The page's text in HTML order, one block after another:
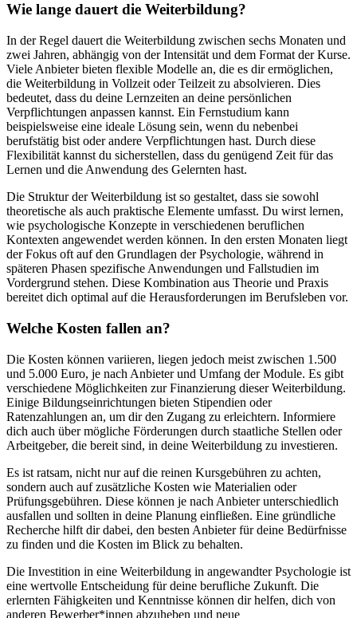
Wie lange dauert die Weiterbildung?
In der Regel dauert die Weiterbildung zwischen sechs Monaten und
zwei Jahren, abhängig von der Intensität und dem Format der Kurse.
Viele Anbieter bieten flexible Modelle an, die es dir ermöglichen,
die Weiterbildung in Vollzeit oder Teilzeit zu absolvieren. Dies
bedeutet, dass du deine Lernzeiten an deine persönlichen
Verpflichtungen anpassen kannst. Ein Fernstudium kann
beispielsweise eine ideale Lösung sein, wenn du nebenbei
berufstätig bist oder andere Verpflichtungen hast. Durch diese
Flexibilität kannst du sicherstellen, dass du genügend Zeit für das
Lernen und die Anwendung des Gelernten hast.
Die Struktur der Weiterbildung ist so gestaltet, dass sie sowohl
theoretische als auch praktische Elemente umfasst. Du wirst lernen,
wie psychologische Konzepte in verschiedenen beruflichen
Kontexten angewendet werden können. In den ersten Monaten liegt
der Fokus oft auf den Grundlagen der Psychologie, während in
späteren Phasen spezifische Anwendungen und Fallstudien im
Vordergrund stehen. Diese Kombination aus Theorie und Praxis
bereitet dich optimal auf die Herausforderungen im Berufsleben vor.
Welche Kosten fallen an?
Die Kosten können variieren, liegen jedoch meist zwischen 1.500
und 5.000 Euro, je nach Anbieter und Umfang der Module. Es gibt
verschiedene Möglichkeiten zur Finanzierung dieser Weiterbildung.
Einige Bildungseinrichtungen bieten Stipendien oder
Ratenzahlungen an, um dir den Zugang zu erleichtern. Informiere
dich auch über mögliche Förderungen durch staatliche Stellen oder
Arbeitgeber, die bereit sind, in deine Weiterbildung zu investieren.
Es ist ratsam, nicht nur auf die reinen Kursgebühren zu achten,
sondern auch auf zusätzliche Kosten wie Materialien oder
Prüfungsgebühren. Diese können je nach Anbieter unterschiedlich
ausfallen und sollten in deine Planung einfließen. Eine gründliche
Recherche hilft dir dabei, den besten Anbieter für deine Bedürfnisse
zu finden und die Kosten im Blick zu behalten.
Die Investition in eine Weiterbildung in angewandter Psychologie ist
eine wertvolle Entscheidung für deine berufliche Zukunft. Die
erlernten Fähigkeiten und Kenntnisse können dir helfen, dich von
anderen Bewerber*innen abzuheben und neue